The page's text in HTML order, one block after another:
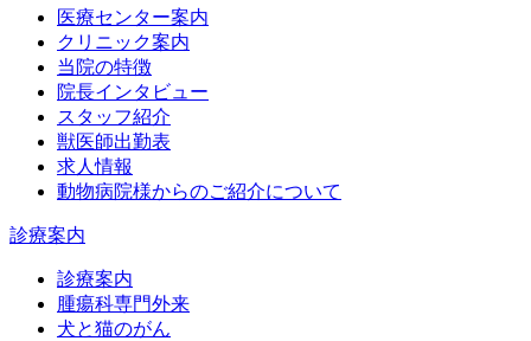
医療センター案内
クリニック案内
当院の特徴
院長インタビュー
スタッフ紹介
獣医師出勤表
求人情報
動物病院様からのご紹介について
診療案内
診療案内
腫瘍科専門外来
犬と猫のがん